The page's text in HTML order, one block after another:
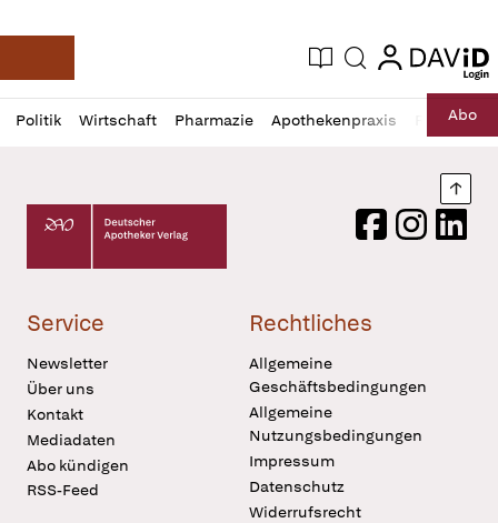
Deutsche Apotheker Zeitung
Aktuelle Ausgabe
Suche login
login
Politik Wirtschaft Pharmazie Apothekenpraxis RechtAbo
Profil
öffnen
Daz
Pur
Deutscher Apotheker Verlag Logo
FacebookInstagram
Service
Newsletter
Über uns
Kontakt
Mediadaten
Abo kündigen
RSS-Feed
Rechtliches
Allgemeine
Geschäftsbedingungen
Allgemeine
Nutzungsbedingungen
Impressum
Datenschutz
Widerrufsrecht